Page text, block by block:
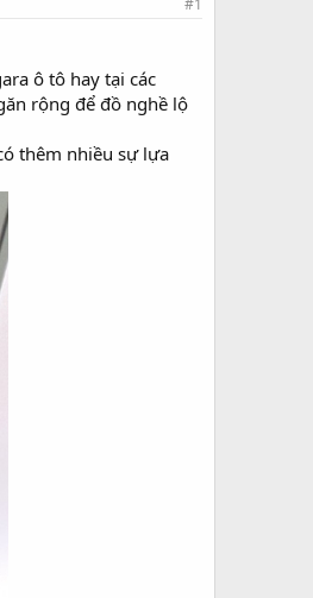
#1
ô tô hay tại các
rộng để đồ nghề lộ
thêm nhiều sự lựa